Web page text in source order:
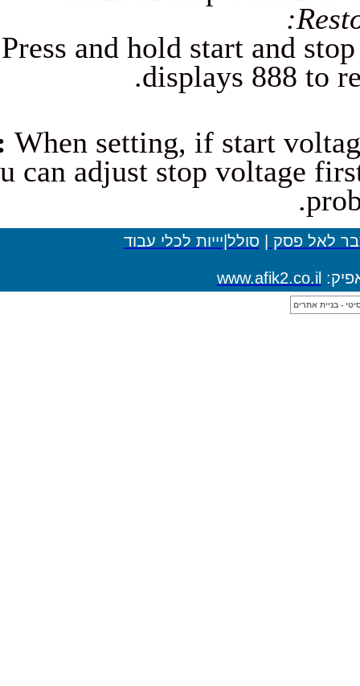
Press and hold
displays
Note:When setting, if
you can adjust stop
סולל|יייות לכלי עבוד